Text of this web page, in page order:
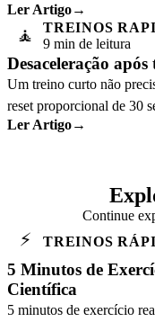
exercício explica o porquê.
Ler Artigo→
🧘
TREINOS
9 min de leitura
Desaceleração
Um treino curto não
reset proporcional de 30
Ler Artigo→
Continue
⚡ TREINOS
5 Minutos de
Científica
5 minutos de exercício